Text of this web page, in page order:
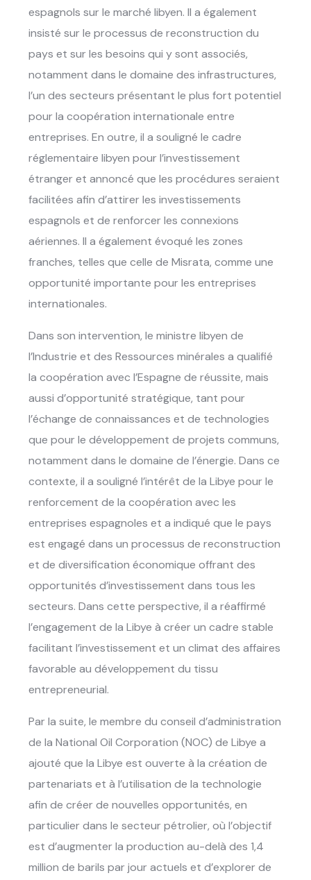
espagnols sur le marché libyen. Il a également
insisté sur le processus de reconstruction du
pays et sur les besoins qui y sont associés,
notamment dans le domaine des infrastructures,
l’un des secteurs présentant le plus fort potentiel
pour la coopération internationale entre
entreprises. En outre, il a souligné le cadre
réglementaire libyen pour l’investissement
étranger et annoncé que les procédures seraient
facilitées afin d’attirer les investissements
espagnols et de renforcer les connexions
aériennes. Il a également évoqué les zones
franches, telles que celle de Misrata, comme une
opportunité importante pour les entreprises
internationales.
Dans son intervention, le ministre libyen de
l’Industrie et des Ressources minérales a qualifié
la coopération avec l’Espagne de réussite, mais
aussi d’opportunité stratégique, tant pour
l’échange de connaissances et de technologies
que pour le développement de projets communs,
notamment dans le domaine de l’énergie. Dans ce
contexte, il a souligné l’intérêt de la Libye pour le
renforcement de la coopération avec les
entreprises espagnoles et a indiqué que le pays
est engagé dans un processus de reconstruction
et de diversification économique offrant des
opportunités d’investissement dans tous les
secteurs. Dans cette perspective, il a réaffirmé
l’engagement de la Libye à créer un cadre stable
facilitant l’investissement et un climat des affaires
favorable au développement du tissu
entrepreneurial.
Par la suite, le membre du conseil d’administration
de la National Oil Corporation (NOC) de Libye a
ajouté que la Libye est ouverte à la création de
partenariats et à l’utilisation de la technologie
afin de créer de nouvelles opportunités, en
particulier dans le secteur pétrolier, où l’objectif
est d’augmenter la production au-delà des 1,4
million de barils par jour actuels et d’explorer de